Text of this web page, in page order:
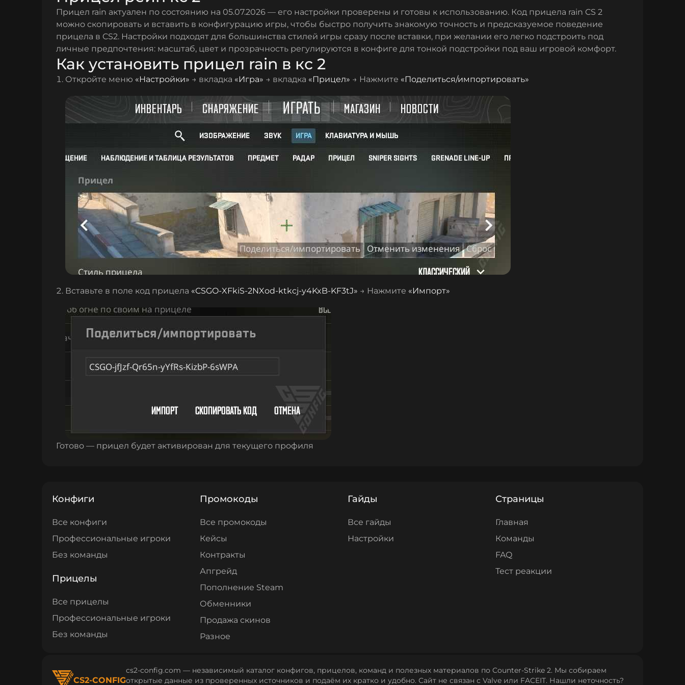
Прицел rain актуален по состоянию на 05.07.2026 — его настройки проверены и готовы к использованию. Код прицела rain CS 2
можно скопировать и вставить в конфигурацию игры, чтобы быстро получить знакомую точность и предсказуемое поведение
прицела в CS2. Настройки подходят для большинства стилей игры сразу после вставки, при желании его легко подстроить под
личные предпочтения: масштаб, цвет и прозрачность регулируются в конфиге для тонкой подстройки под ваш игровой комфорт.
Как установить прицел rain в кс 2
Откройте меню «Настройки» → вкладка «Игра» → вкладка «Прицел» → Нажмите «Поделиться/импортировать»
Вставьте в поле код прицела «CSGO-XFkiS-2NXod-ktkcj-y4KxB-KF3tJ» → Нажмите «Импорт»
Готово — прицел будет активирован для текущего профиля
Конфиги
Все конфиги
Профессиональные игроки
Без команды
Прицелы
Все прицелы
Профессиональные игроки
Без команды
Промокоды
Все промокоды
Кейсы
Контракты
Апгрейд
Пополнение Steam
Обменники
Продажа скинов
Разное
Гайды
Все гайды
Настройки
Страницы
Главная
Команды
FAQ
Тест реакции
CS2-CONFIG
cs2-config.com — независимый каталог конфигов, прицелов, команд и полезных материалов по Counter‑Strike 2. Мы собираем
открытые данные из проверенных источников и подаём их кратко и удобно. Сайт не связан с Valve или FACEIT. Нашли неточность?